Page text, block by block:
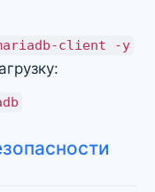
client -y